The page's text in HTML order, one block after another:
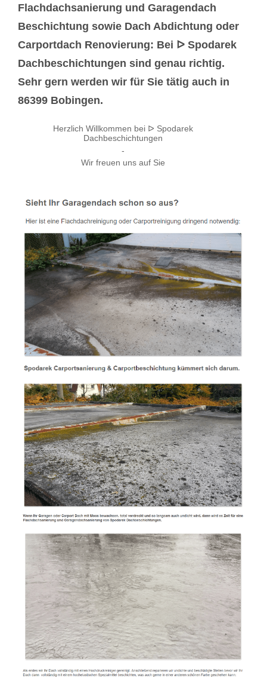
Flachdachsanierung und Garagendach
Beschichtung sowie Dach Abdichtung oder
Carportdach Renovierung: Bei ᐅ Spodarek
Dachbeschichtungen sind genau richtig.
Sehr gern werden wir für Sie tätig auch in
86399 Bobingen.
Herzlich Willkommen bei ᐅ Spodarek
Dachbeschichtungen
-
Wir freuen uns auf Sie